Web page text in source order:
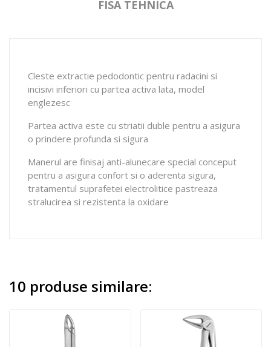
FISA TEHNICA
Cleste extractie pedodontic pentru radacini si
incisivi inferiori cu partea activa lata, model
englezesc
Partea activa este cu striatii duble pentru a asigura
o prindere profunda si sigura
Manerul are finisaj anti-alunecare special conceput
pentru a asigura confort si o aderenta sigura,
tratamentul suprafetei electrolitice pastreaza
stralucirea si rezistenta la oxidare
10 produse similare: